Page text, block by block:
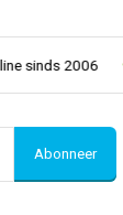
2006
Abonneer